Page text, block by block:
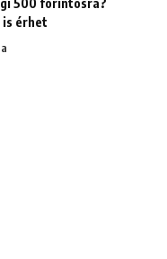
500 forintosra?
érhet